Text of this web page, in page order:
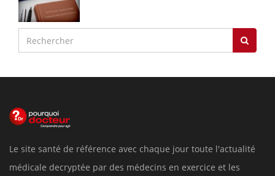
Le site santé de référence avec chaque jour toute l'actualité
médicale decryptée par des médecins en exercice et les